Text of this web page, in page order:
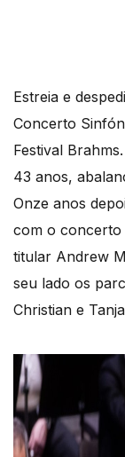
Estreia e
Concerto
Festival
43 anos,
Onze anos
com o concerto
titular Andrew
seu lado os
Christian e